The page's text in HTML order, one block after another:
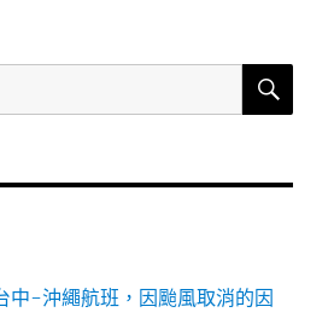
搜
中-沖繩航班，因颱風取消的因